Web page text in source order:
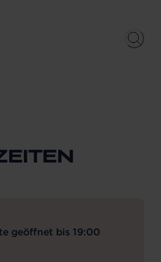
geöffnet bis 19:00